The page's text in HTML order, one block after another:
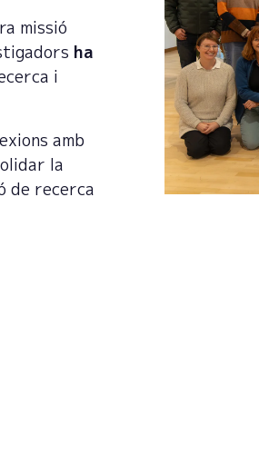
missió
ha
i
amb
la
de recerca